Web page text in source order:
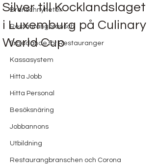
Branschnyheter
Restaurangbransch
Erbjudande för Restauranger
Kassasystem
Hitta Jobb
Hitta Personal
Besöksnäring
Jobbannons
Utbildning
Restaurangbranschen och Corona
Silver till Kocklandslaget
i Luxemburg på Culinary
World Cup